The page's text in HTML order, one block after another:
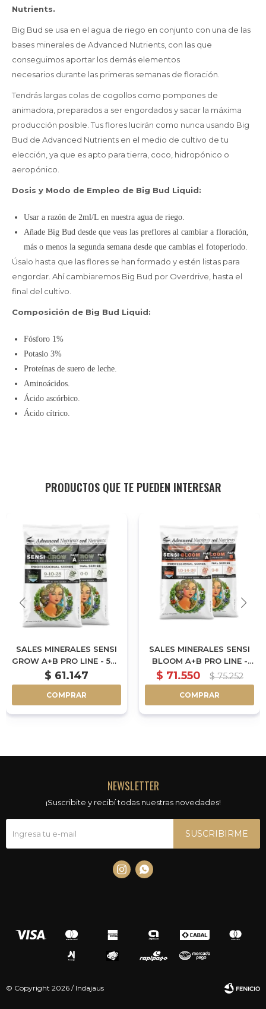
Nutrients.
Big Bud se usa en el agua de riego en conjunto con una de las
bases minerales de Advanced Nutrients, con las que
conseguimos aportar los demás elementos
necesarios durante las primeras semanas de floración.
Tendrás largas colas de cogollos como pompones de
animadora, preparados a ser engordados y sacar la máxima
producción posible. Tus flores lucirán como nunca usando Big
Bud de Advanced Nutrients en el medio de cultivo de tu
elección, ya que es apto para tierra, coco, hidropónico o
aeropónico.
Dosis y Modo de Empleo de Big Bud Liquid:
Usar a razón de 2ml/L en nuestra agua de riego.
Añade Big Bud desde que veas las preflores al cambiar a floración,
más o menos la segunda semana desde que cambias el fotoperiodo.
Úsalo hasta que las flores se han formado y estén listas para
engordar. Ahí cambiaremos Big Bud por Overdrive, hasta el
final del cultivo.
Composición de Big Bud Liquid:
Fósforo 1%
Potasio 3%
Proteínas de suero de leche.
Aminoácidos.
Ácido ascórbico.
Ácido cítrico.
PRODUCTOS QUE TE PUEDEN INTERESAR
SALES MINERALES SENSI
GROW A+B PRO LINE - 500
GR
$ 61.147
COMPRAR
SALES MINERALES SENSI
BLOOM A+B PRO LINE -
500 GR
$ 71.550 $ 75.252
COMPRAR
NEWSLETTER
¡Suscribite y recibí todas nuestras novedades!
SUSCRIBIRME
 
© Copyright 2026 / Indajaus